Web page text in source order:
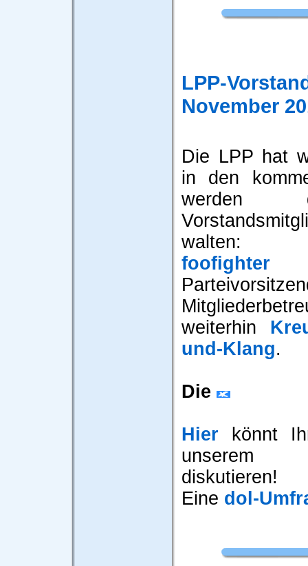
LPP-
November
Die LPP hat
in den
werden
walten:
foofighter
weiterhin
und-Klang.
Die
Hier könnt
unserem
diskutieren!
Eine dol-